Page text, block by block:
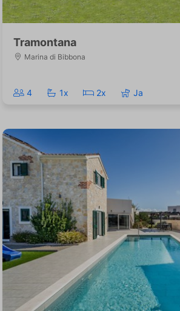
Tramontana
Marina di Bibbona
4 1x 2x Ja